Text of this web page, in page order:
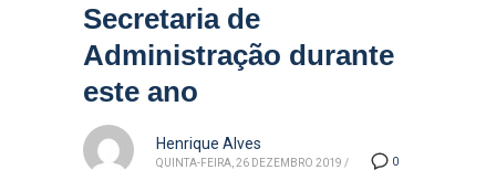
Secretaria de
Administração durante
este ano
0
Henrique Alves
QUINTA-FEIRA, 26 DEZEMBRO 2019 /